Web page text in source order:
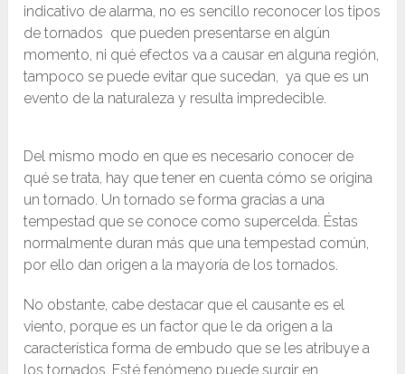
indicativo de alarma, no es sencillo reconocer los tipos
de tornados que pueden presentarse en algún
momento, ni qué efectos va a causar en alguna región,
tampoco se puede evitar que sucedan, ya que es un
evento de la naturaleza y resulta impredecible.
Del mismo modo en que es necesario conocer de
qué se trata, hay que tener en cuenta cómo se origina
un tornado. Un tornado se forma gracias a una
tempestad que se conoce como supercelda. Éstas
normalmente duran más que una tempestad común,
por ello dan origen a la mayoría de los tornados.
No obstante, cabe destacar que el causante es el
viento, porque es un factor que le da origen a la
característica forma de embudo que se les atribuye a
los tornados. Esté fenómeno puede surgir en